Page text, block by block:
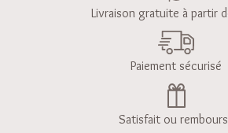
Livraison gratuite à partir
Paiement sécurisé
Satisfait ou